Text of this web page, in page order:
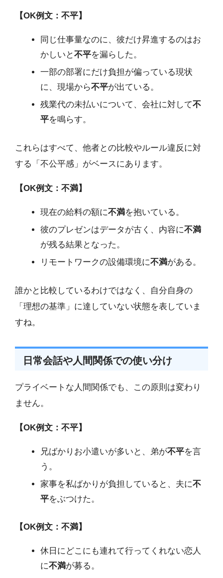
【OK例文：不平】
同じ仕事量なのに、彼だけ昇進するのはお
かしいと不平を漏らした。
一部の部署にだけ負担が偏っている現状
に、現場から不平が出ている。
残業代の未払いについて、会社に対して不
平を鳴らす。
これらはすべて、他者との比較やルール違反に対
する「不公平感」がベースにあります。
【OK例文：不満】
現在の給料の額に不満を抱いている。
彼のプレゼンはデータが古く、内容に不満
が残る結果となった。
リモートワークの設備環境に不満がある。
誰かと比較しているわけではなく、自分自身の
「理想の基準」に達していない状態を表していま
すね。
日常会話や人間関係での使い分け
プライベートな人間関係でも、この原則は変わり
ません。
【OK例文：不平】
兄ばかりお小遣いが多いと、弟が不平を言
う。
家事を私ばかりが負担していると、夫に不
平をぶつけた。
【OK例文：不満】
休日にどこにも連れて行ってくれない恋人
に不満が募る。